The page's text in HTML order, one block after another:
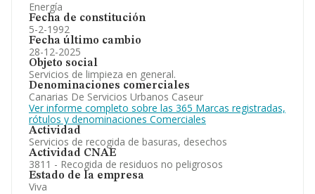
Energía
Fecha de constitución
5-2-1992
Fecha último cambio
28-12-2025
Objeto social
Servicios de limpieza en general.
Denominaciones comerciales
Canarias De Servicios Urbanos Caseur
Ver informe completo sobre las 365 Marcas registradas,
rótulos y denominaciones Comerciales
Actividad
Servicios de recogida de basuras, desechos
Actividad CNAE
3811 - Recogida de residuos no peligrosos
Estado de la empresa
Viva